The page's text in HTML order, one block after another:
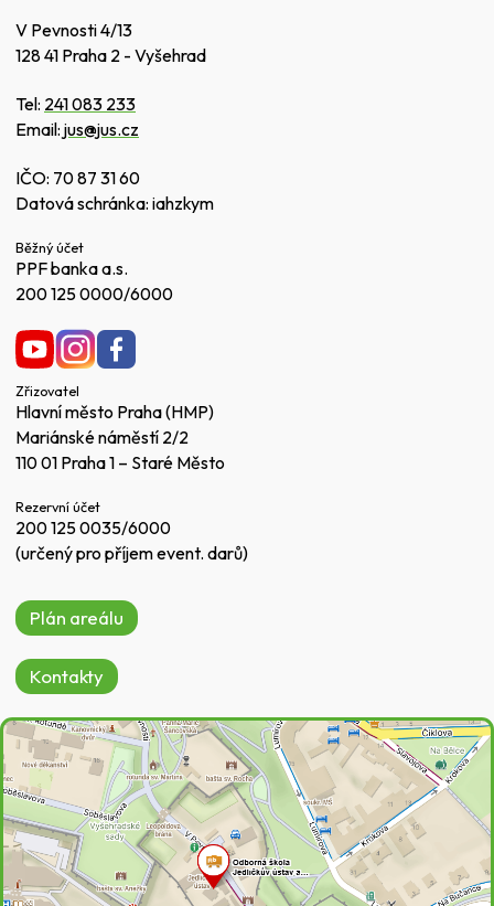
V Pevnosti 4/13
128 41 Praha 2 - Vyšehrad
Tel: 241 083 233
Email: jus@jus.cz
IČO: 70 87 31 60
Datová schránka: iahzkym
Běžný účet
PPF banka a.s.
200 125 0000/6000
Zřizovatel
Hlavní město Praha (HMP)
Mariánské náměstí 2/2
110 01 Praha 1 – Staré Město
Rezervní účet
200 125 0035/6000
(určený pro příjem event. darů)
Plán areálu
Kontakty